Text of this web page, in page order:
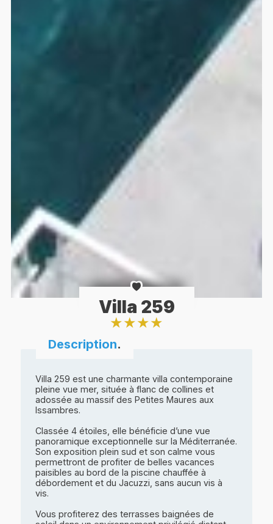
Villa 259
★★★★
Description.
Villa 259 est une charmante villa contemporaine
pleine vue mer, située à flanc de collines et
adossée au massif des Petites Maures aux
Issambres.
Classée 4 étoiles, elle bénéficie d’une vue
panoramique exceptionnelle sur la Méditerranée.
Son exposition plein sud et son calme vous
permettront de profiter de belles vacances
paisibles au bord de la piscine chauffée à
débordement et du Jacuzzi, sans aucun vis à
vis.
Vous profiterez des terrasses baignées de